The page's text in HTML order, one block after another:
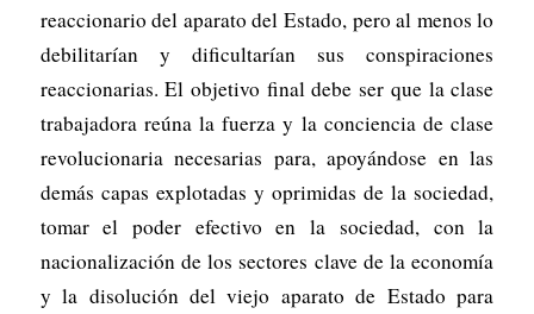
reaccionario del aparato del Estado, pero al menos lo
debilitarían y dificultarían sus conspiraciones
reaccionarias. El objetivo final debe ser que la clase
trabajadora reúna la fuerza y la conciencia de clase
revolucionaria necesarias para, apoyándose en las
demás capas explotadas y oprimidas de la sociedad,
tomar el poder efectivo en la sociedad, con la
nacionalización de los sectores clave de la economía
y la disolución del viejo aparato de Estado para